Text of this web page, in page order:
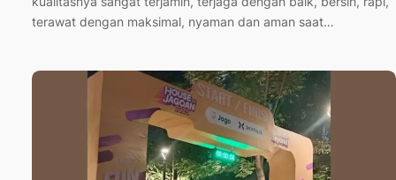
terawat dengan maksimal, nyaman dan aman saat…